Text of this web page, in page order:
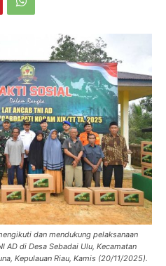
dan mendukung pelaksanaan
AD di Desa Sebadai Ulu, Kecamatan
Kepulauan Riau, Kamis (20/11/2025).